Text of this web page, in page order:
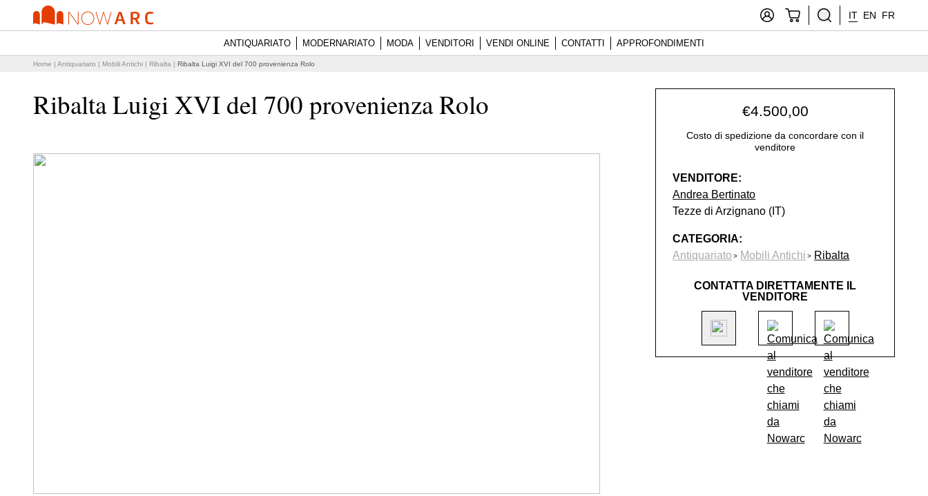
IT EN FR
ANTIQUARIATO MODERNARIATO MODA VENDITORI VENDI ONLINE CONTATTI APPROFONDIMENTI
Home | Antiquariato | Mobili Antichi | Ribalta | Ribalta Luigi XVI del 700 provenienza Rolo
Ribalta Luigi XVI del 700 provenienza Rolo €4.500,00
Costo di spedizione da concordare con il
venditore
VENDITORE:
Andrea Bertinato
Tezze di Arzignano (IT)
CATEGORIA:
Antiquariato
Mobili Antichi Ribalta
CONTATTA DIRETTAMENTE IL
VENDITORE